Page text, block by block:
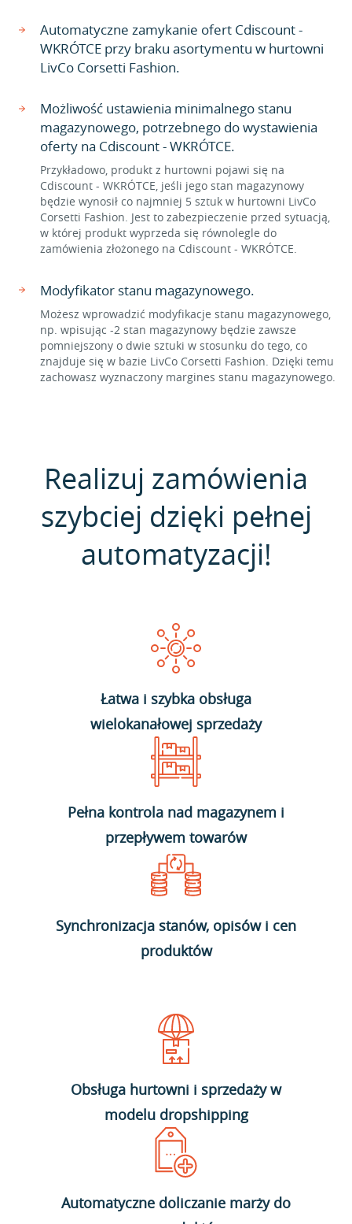
Automatyczne zamykanie ofert Cdiscount -
WKRÓTCE przy braku asortymentu w hurtowni
LivCo Corsetti Fashion.
Możliwość ustawienia minimalnego stanu
magazynowego, potrzebnego do wystawienia
oferty na Cdiscount - WKRÓTCE.
Przykładowo, produkt z hurtowni pojawi się na
Cdiscount - WKRÓTCE, jeśli jego stan magazynowy
będzie wynosił co najmniej 5 sztuk w hurtowni LivCo
Corsetti Fashion. Jest to zabezpieczenie przed sytuacją,
w której produkt wyprzeda się równolegle do
zamówienia złożonego na Cdiscount - WKRÓTCE.
Modyfikator stanu magazynowego.
Możesz wprowadzić modyfikacje stanu magazynowego,
np. wpisując -2 stan magazynowy będzie zawsze
pomniejszony o dwie sztuki w stosunku do tego, co
znajduje się w bazie LivCo Corsetti Fashion. Dzięki temu
zachowasz wyznaczony margines stanu magazynowego.
Realizuj zamówienia
szybciej dzięki pełnej
automatyzacji!
Łatwa i szybka obsługa
wielokanałowej sprzedaży
Pełna kontrola nad magazynem i
przepływem towarów
Synchronizacja stanów, opisów i cen
produktów
Obsługa hurtowni i sprzedaży w
modelu dropshipping
Automatyczne doliczanie marży do